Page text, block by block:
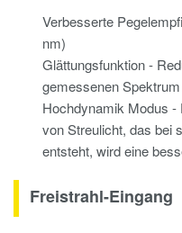
Verbesserte
nm)
Glättungsfunktion -
gemessenen Spektrum
Hochdynamik Modus
von Streulicht, das bei
entsteht, wird eine
Freistrahl-Eingang